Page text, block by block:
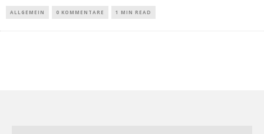
ALLGEMEIN 0 KOMMENTARE 1 MIN READ